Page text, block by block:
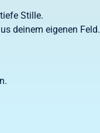
Stille.
deinem eigenen Feld.